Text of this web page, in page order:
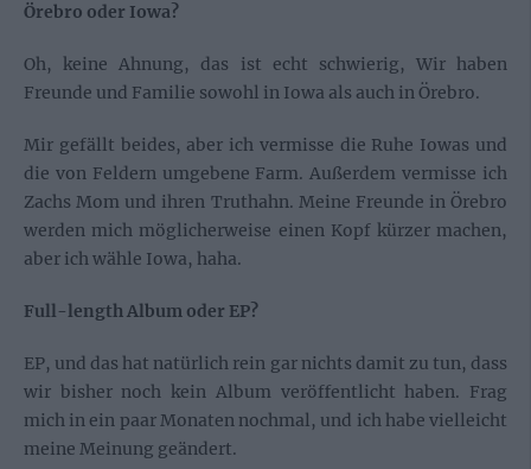
Örebro oder Iowa?
Oh, keine Ahnung, das ist echt schwierig, Wir haben
Freunde und Familie sowohl in Iowa als auch in Örebro.
Mir gefällt beides, aber ich vermisse die Ruhe Iowas und
die von Feldern umgebene Farm. Außerdem vermisse ich
Zachs Mom und ihren Truthahn. Meine Freunde in Örebro
werden mich möglicherweise einen Kopf kürzer machen,
aber ich wähle Iowa, haha.
Full-length Album oder EP?
EP, und das hat natürlich rein gar nichts damit zu tun, dass
wir bisher noch kein Album veröffentlicht haben. Frag
mich in ein paar Monaten nochmal, und ich habe vielleicht
meine Meinung geändert.